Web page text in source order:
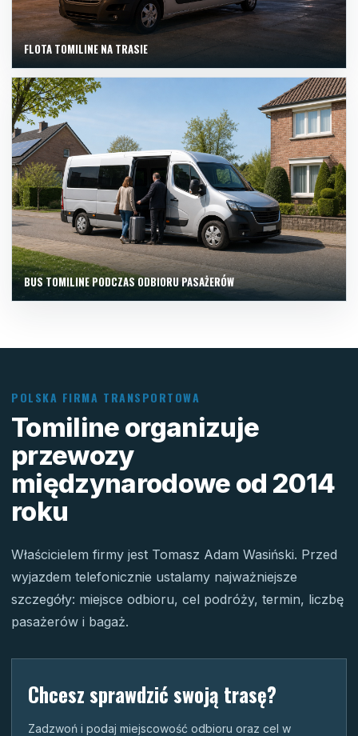
FLOTA TOMILINE NA TRASIE
BUS TOMILINE PODCZAS ODBIORU PASAŻERÓW
POLSKA FIRMA TRANSPORTOWA
Tomiline organizuje
przewozy
międzynarodowe od 2014
roku
Właścicielem firmy jest Tomasz Adam Wasiński. Przed
wyjazdem telefonicznie ustalamy najważniejsze
szczegóły: miejsce odbioru, cel podróży, termin, liczbę
pasażerów i bagaż.
Chcesz sprawdzić swoją trasę?
Zadzwoń i podaj miejscowość odbioru oraz cel w